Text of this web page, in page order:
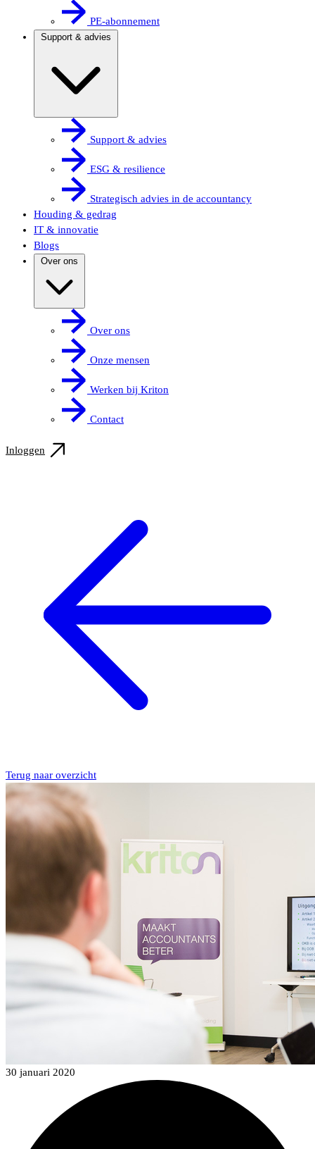
PE-abonnement
Support & advies
Support & advies
ESG & resilience
Strategisch advies in de accountancy
Houding & gedrag
IT & innovatie
Blogs
Over ons
Over ons
Onze mensen
Werken bij Kriton
Contact
Inloggen
Terug naar overzicht
30 januari 2020